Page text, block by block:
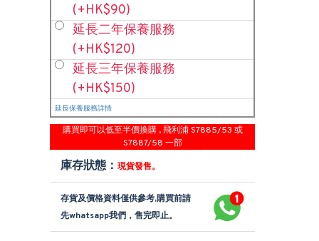
(+HK$90)
延長二年保養服務
(+HK$120)
延長三年保養服務
(+HK$150)
延長保養服務詳情
購買即可以低至半價換購 , 飛利浦 S7885/53 或
S7887/58 一部
庫存狀態： 現貨發售。
存貨及價格資料僅供參考,購買前請
先whatsapp我們，售完即止。